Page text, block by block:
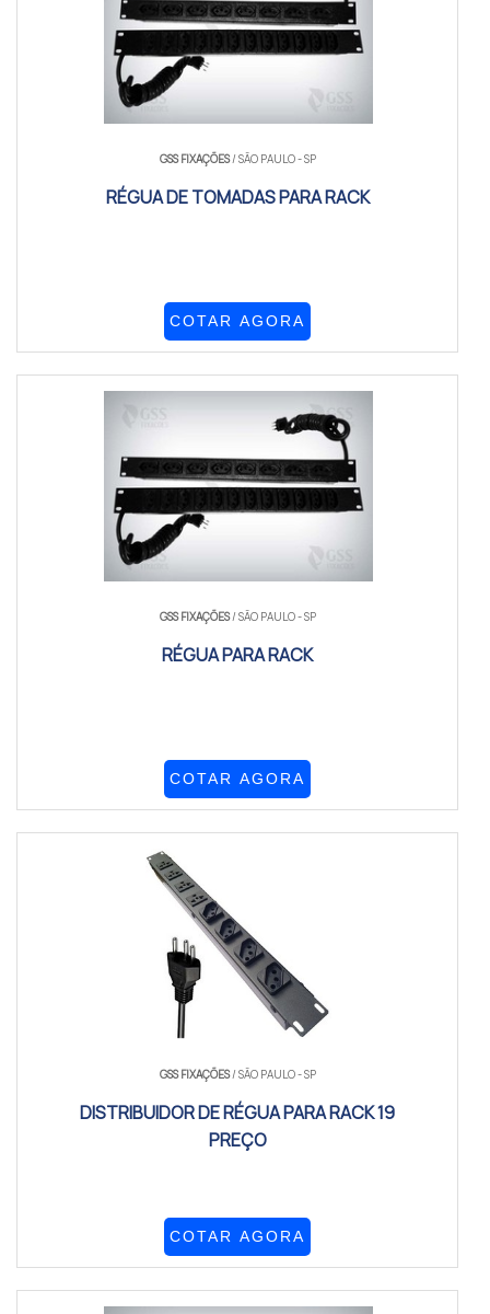
GSS FIXAÇÕES/ SÃO PAULO - SP
RÉGUA DE TOMADAS PARA RACK
COTAR AGORA
GSS FIXAÇÕES/ SÃO PAULO - SP
RÉGUA PARA RACK
COTAR AGORA
GSS FIXAÇÕES/ SÃO PAULO - SP
DISTRIBUIDOR DE RÉGUA PARA RACK 19
PREÇO
COTAR AGORA